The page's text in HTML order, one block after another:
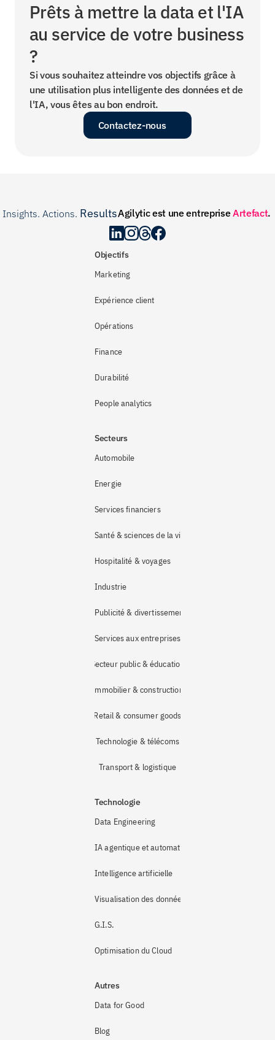
Prêts à mettre la data et l'IA
au service de votre business
?
Si vous souhaitez atteindre vos objectifs grâce à
une utilisation plus intelligente des données et de
l'IA, vous êtes au bon endroit.
Contactez-nous
Insights. Actions. Results.Agilytic est une entreprise Artefact.
Objectifs
Marketing
Expérience client
Opérations
Finance
Durabilité
People analytics
Secteurs
Automobile
Energie
Services financiers
Santé & sciences de la vie
Hospitalité & voyages
Industrie
Publicité & divertissement
Services aux entreprises
Secteur public & éducation
Immobilier & construction
Retail & consumer goods
Technologie & télécoms
Transport & logistique
Technologie
Data Engineering
IA agentique et automatisation
Intelligence artificielle
Visualisation des données
G.I.S.
Optimisation du Cloud
Autres
Data for Good
Blog